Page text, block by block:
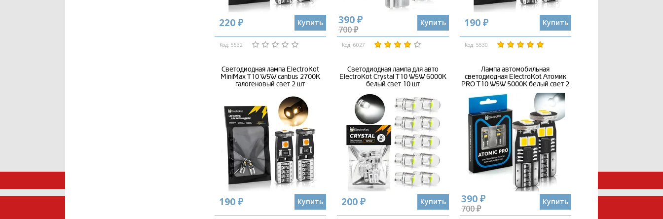
220 ₽ Купить
Код: 5532
390 ₽
700 ₽
Купить
Код: 6027
190 ₽ Купить
Код: 5530
Светодиодная лампа ElectroKot
MiniMax T10 W5W canbus 2700K
галогеновый свет 2 шт
190 ₽ Купить
Светодиодная лампа для авто
ElectroKot Crystal T10 W5W 6000K
белый свет 10 шт
200 ₽ Купить
Лампа автомобильная
светодиодная ElectroKot Атомик
PRO T10 W5W 5000K белый свет 2
390 ₽
700 ₽
Купить